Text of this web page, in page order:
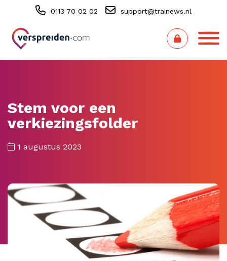
0113 70 02 02 support@trainews.nl
Stem voor een
verkiezingsfolder
1 augustus 2023